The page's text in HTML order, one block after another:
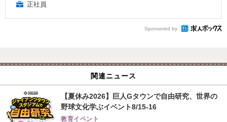
正社員
Sponsored by
関連ニュース
【夏休み2026】巨人Gタウンで自由研究、世界の
野球文化学ぶイベント8/15-16
教育イベント